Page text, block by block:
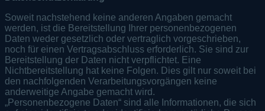
Soweit nachstehend keine anderen Angaben gemacht
werden, ist die Bereitstellung Ihrer personenbezogenen
Daten weder gesetzlich oder vertraglich vorgeschrieben,
noch für einen Vertragsabschluss erforderlich. Sie sind zur
Bereitstellung der Daten nicht verpflichtet. Eine
Nichtbereitstellung hat keine Folgen. Dies gilt nur soweit bei
den nachfolgenden Verarbeitungsvorgängen keine
anderweitige Angabe gemacht wird.
„Personenbezogene Daten“ sind alle Informationen, die sich